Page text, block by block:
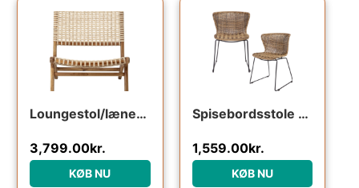
Loungestol/lænestol Bloomingville Keila i naturteak og flettet rattan – dansk design H78xB65 cm
3,799.00kr.
KØB NU
Spisebordsstole sæt 2 WOOOD Wings natur polyester-rattan & sort pulverlakeret stål
1,559.00kr.
KØB NU